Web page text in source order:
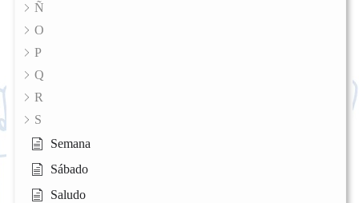
Ñ
O
P
Q
R
S
Semana
Sábado
Saludo